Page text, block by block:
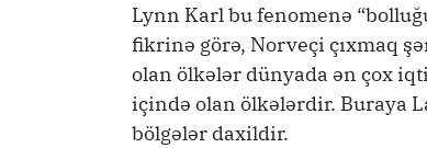
Lynn Karl bu fenomenə
fikrinə görə, Norveçi çıxmaq
olan ölkələr dünyada ən çox
içində olan ölkələrdir. Buraya
bölgələr daxildir.